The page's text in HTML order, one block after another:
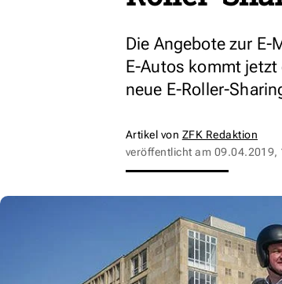
Die Angebote zur
E-Autos kommt
neue E-Roller-
Artikel von ZFK Redaktion
veröffentlicht am 09.04.2019,